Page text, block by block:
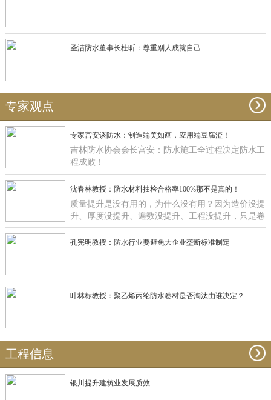
圣洁防水董事长杜昕：尊重别人成就自己
专家观点
专家宫安谈防水：制造端美如画，应用端豆腐渣！
吉林防水协会会长宫安：防水施工全过程决定防水工
程成败！
沈春林教授：防水材料抽检合格率100%那不是真的！
质量提升是没有用的，为什么没有用？因为造价没提
升、厚度没提升、遍数没提升、工程没提升，只是卷
材在那里提升有什么用啊？
孔宪明教授：防水行业要避免大企业垄断标准制定
叶林标教授：聚乙烯丙纶防水卷材是否淘汰由谁决定？
工程信息
银川提升建筑业发展质效